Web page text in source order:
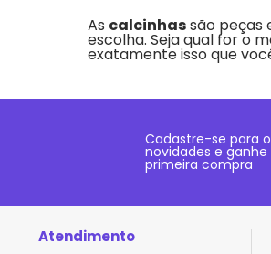
As calcinhassão peças
escolha. Seja qual for o
exatamente isso que
Cadastre-se para
novidades e ganhe
primeira compra
Atendimento